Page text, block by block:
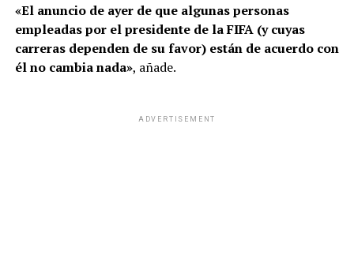
«El anuncio de ayer de que algunas personas
empleadas por el presidente de la FIFA (y cuyas
carreras dependen de su favor) están de acuerdo con
él no cambia nada», añade.
ADVERTISEMENT